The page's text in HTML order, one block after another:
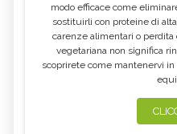
modo efficace come
sostituirli con proteine di
carenze alimentari o
vegetariana non significa
scoprirete come mantenervi